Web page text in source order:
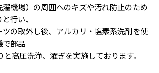
機場）の周囲へのキズや汚れ防止のため
行い、
ツの取外し後、アルカリ・塩素系洗剤を使
で部品
と高圧洗浄、濯ぎを実施しております。